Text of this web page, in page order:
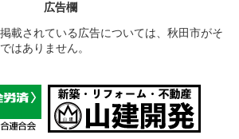
広告欄
載されている広告については、秋田市がそ
はありません。